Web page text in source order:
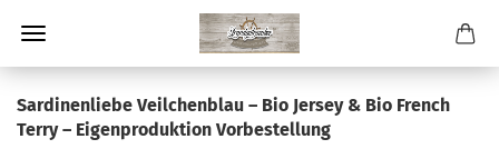
Sardinenliebe Veilchenblau – Bio Jersey & Bio French
Terry – Eigenproduktion Vorbestellung